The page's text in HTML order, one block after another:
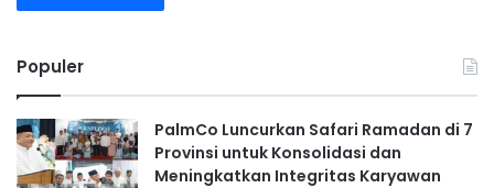
Populer
PalmCo Luncurkan Safari Ramadan di 7
Provinsi untuk Konsolidasi dan
Meningkatkan Integritas Karyawan